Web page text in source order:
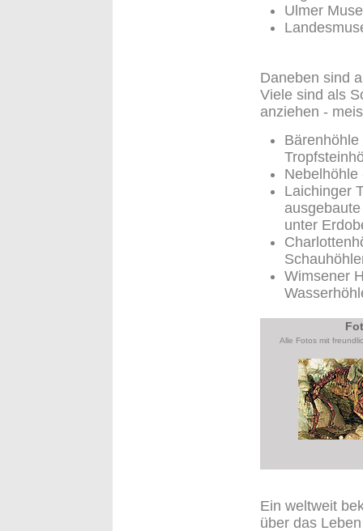
Ulmer
Daneben sind
Viele sind als
anziehen -
Laichinger
unter
Wimsener
Alle Fotos mit
Ein weltweit
über das